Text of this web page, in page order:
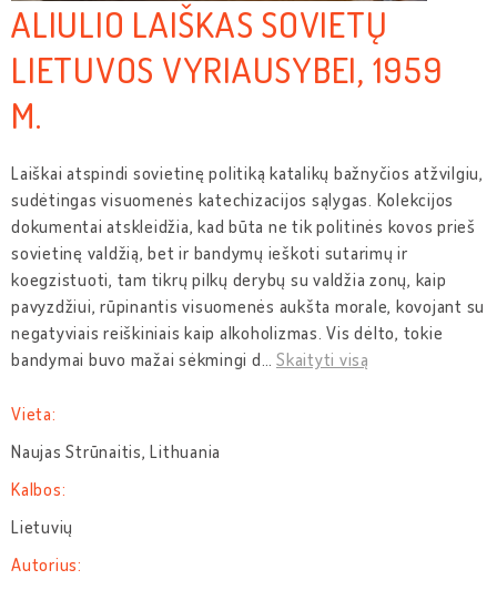
ALIULIO LAIŠKAS SOVIETŲ
LIETUVOS VYRIAUSYBEI, 1959
M.
Laiškai atspindi sovietinę politiką katalikų bažnyčios atžvilgiu,
sudėtingas visuomenės katechizacijos sąlygas. Kolekcijos
dokumentai atskleidžia, kad būta ne tik politinės kovos prieš
sovietinę valdžią, bet ir bandymų ieškoti sutarimų ir
koegzistuoti, tam tikrų pilkų derybų su valdžia zonų, kaip
pavyzdžiui, rūpinantis visuomenės aukšta morale, kovojant su
negatyviais reiškiniais kaip alkoholizmas. Vis dėlto, tokie
bandymai buvo mažai sėkmingi d… Skaityti visą
Vieta:
Naujas Strūnaitis, Lithuania
Kalbos:
Lietuvių
Autorius: